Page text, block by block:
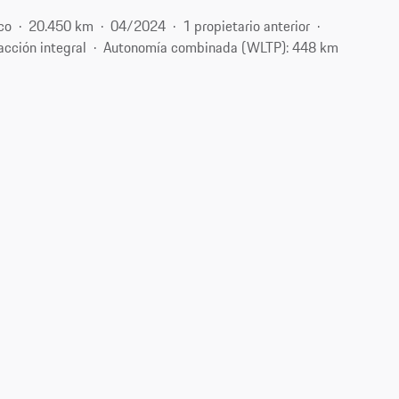
20.450 km 04/2024
1 propietario anterior
integral
Autonomía combinada (WLTP): 448 km